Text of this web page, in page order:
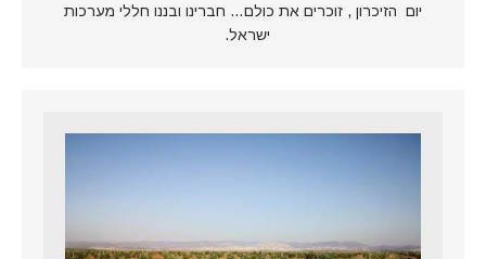
יום הזיכרון , זוכרים את כולם… חברינו ובננו חללי מערכות
ישראל.